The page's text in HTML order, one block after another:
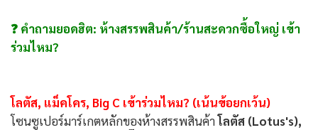
❓ คำถามยอดฮิต: ห้างสรรพสินค้า/ร้านสะดวกซื้อใหญ่ เข้า
ร่วมไหม?
โลตัส, แม็คโคร, Big C เข้าร่วมไหม? (เน้นข้อยกเว้น)
โซนซูเปอร์มาร์เกตหลักของห้างสรรพสินค้าโลตัส (Lotus's),